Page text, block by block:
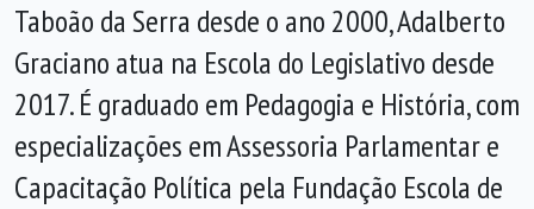
Taboão da Serra desde o ano 2000, Adalberto
Graciano atua na Escola do Legislativo desde
2017. É graduado em Pedagogia e História, com
especializações em Assessoria Parlamentar e
Capacitação Política pela Fundação Escola de